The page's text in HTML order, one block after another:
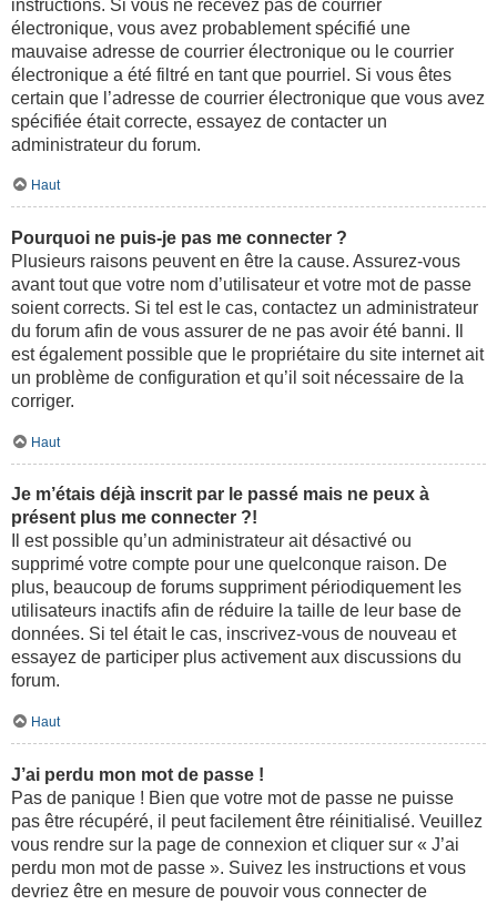
instructions. Si vous ne recevez pas de courrier
électronique, vous avez probablement spécifié une
mauvaise adresse de courrier électronique ou le courrier
électronique a été filtré en tant que pourriel. Si vous êtes
certain que l’adresse de courrier électronique que vous avez
spécifiée était correcte, essayez de contacter un
administrateur du forum.
Haut
Pourquoi ne puis-je pas me connecter ?
Plusieurs raisons peuvent en être la cause. Assurez-vous
avant tout que votre nom d’utilisateur et votre mot de passe
soient corrects. Si tel est le cas, contactez un administrateur
du forum afin de vous assurer de ne pas avoir été banni. Il
est également possible que le propriétaire du site internet ait
un problème de configuration et qu’il soit nécessaire de la
corriger.
Haut
Je m’étais déjà inscrit par le passé mais ne peux à
présent plus me connecter ?!
Il est possible qu’un administrateur ait désactivé ou
supprimé votre compte pour une quelconque raison. De
plus, beaucoup de forums suppriment périodiquement les
utilisateurs inactifs afin de réduire la taille de leur base de
données. Si tel était le cas, inscrivez-vous de nouveau et
essayez de participer plus activement aux discussions du
forum.
Haut
J’ai perdu mon mot de passe !
Pas de panique ! Bien que votre mot de passe ne puisse
pas être récupéré, il peut facilement être réinitialisé. Veuillez
vous rendre sur la page de connexion et cliquer sur « J’ai
perdu mon mot de passe ». Suivez les instructions et vous
devriez être en mesure de pouvoir vous connecter de